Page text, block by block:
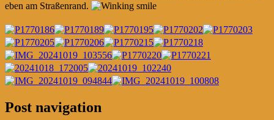
eben am Straßenrand.
Post navigation